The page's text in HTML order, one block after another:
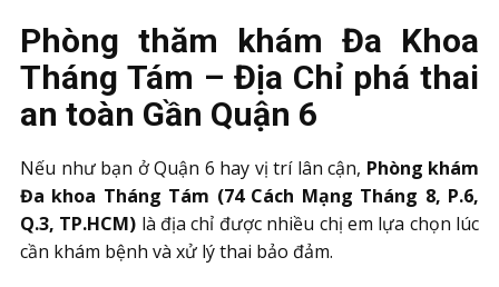
Phòng thăm khám Đa Khoa
Tháng Tám – Địa Chỉ phá thai
an toàn Gần Quận 6
Nếu như bạn ở Quận 6 hay vị trí lân cận, Phòng khám
Đa khoa Tháng Tám (74 Cách Mạng Tháng 8, P.6,
Q.3, TP.HCM) là địa chỉ được nhiều chị em lựa chọn lúc
cần khám bệnh và xử lý thai bảo đảm.